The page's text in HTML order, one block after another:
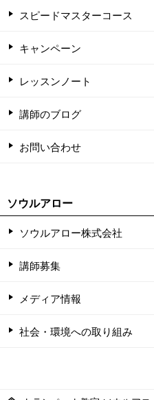
スピードマスターコース
キャンペーン
レッスンノート
講師のブログ
お問い合わせ
ソウルアロー
ソウルアロー株式会社
講師募集
メディア情報
社会・環境への取り組み